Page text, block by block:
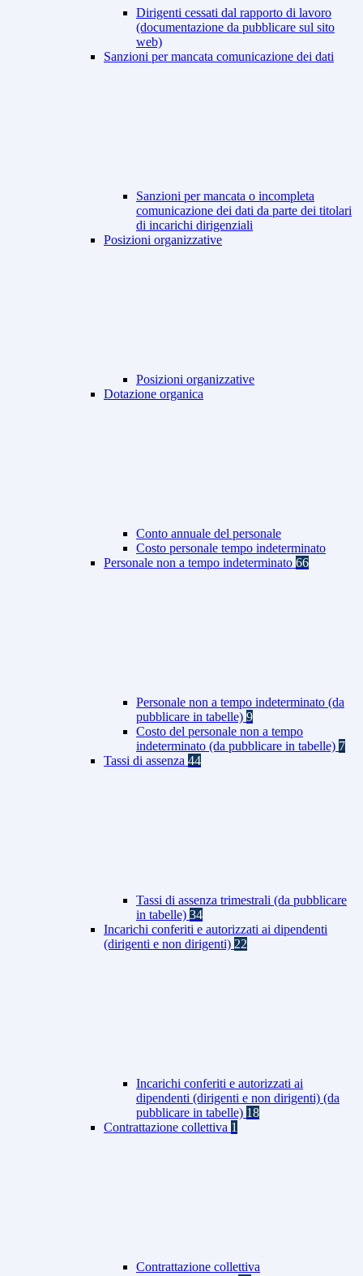
Dirigenti cessati dal rapporto di lavoro
(documentazione da pubblicare sul sito
web)
Sanzioni per mancata comunicazione dei dati
Sanzioni per mancata o incompleta
comunicazione dei dati da parte dei titolari
di incarichi dirigenziali
Posizioni organizzative
Posizioni organizzative
Dotazione organica
Conto annuale del personale
Costo personale tempo indeterminato
Personale non a tempo indeterminato 66
Personale non a tempo indeterminato (da
pubblicare in tabelle) 9
Costo del personale non a tempo
indeterminato (da pubblicare in tabelle) 7
Tassi di assenza 44
Tassi di assenza trimestrali (da pubblicare
in tabelle) 34
Incarichi conferiti e autorizzati ai dipendenti
(dirigenti e non dirigenti) 22
Incarichi conferiti e autorizzati ai
dipendenti (dirigenti e non dirigenti) (da
pubblicare in tabelle) 18
Contrattazione collettiva 1
Contrattazione collettiva